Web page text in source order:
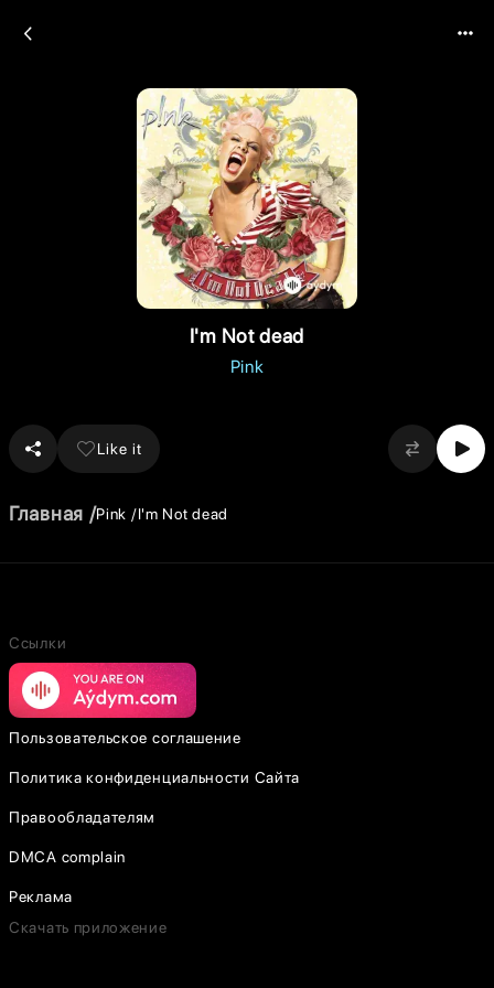
I'm Not dead
Pink
Like it
Главная Pink I'm Not dead
Ссылки
Пользовательское соглашение
Политика конфиденциальности Сайта
Правообладателям
DMCA complain
Реклама
Скачать приложение